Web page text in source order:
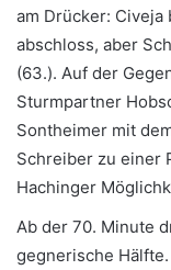
am Drücker: Civeja
abschloss, aber
(63.). Auf der
Sturmpartner
Sontheimer mit
Schreiber zu einer
Hachinger
Ab der 70. Minute
gegnerische